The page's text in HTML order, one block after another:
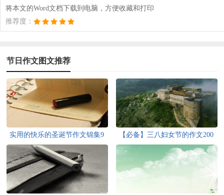
将本文的Word文档下载到电脑，方便收藏和打印
推荐度：
节日作文图文推荐
实用的快乐的圣诞节作文锦集9
篇
【必备】三八妇女节的作文200
字汇编六篇